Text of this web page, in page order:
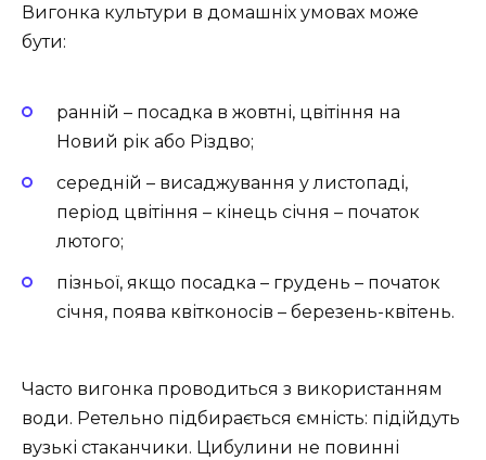
Вигонка культури в домашніх умовах може
бути:
ранній – посадка в жовтні, цвітіння на
Новий рік або Різдво;
середній – висаджування у листопаді,
період цвітіння – кінець січня – початок
лютого;
пізньої, якщо посадка – грудень – початок
січня, поява квітконосів – березень-квітень.
Часто вигонка проводиться з використанням
води. Ретельно підбирається ємність: підійдуть
вузькі стаканчики. Цибулини не повинні